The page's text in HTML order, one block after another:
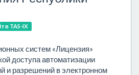
в TAS-IX
систем «Лицензия»
доступа автоматизации
и разрешений в электронном